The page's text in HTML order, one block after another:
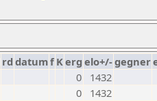
rd datumf Kerg elo+/-gegner
0
1432
0
1432